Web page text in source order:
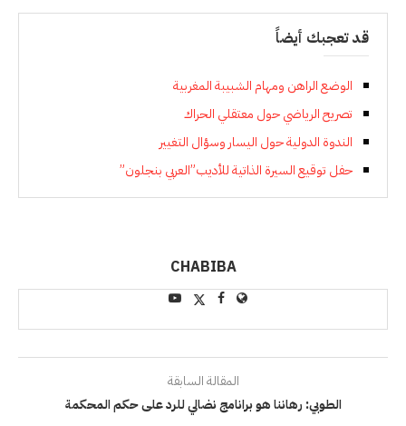
قد تعجبك أيضاً
الوضع الراهن ومهام الشبيبة المغربية
تصريح الرياضي حول معتقلي الحراك
الندوة الدولية حول اليسار وسؤال التغيير
حفل توقيع السيرة الذاتية للأديب”العربي بنجلون”
CHABIBA
المقالة السابقة
الطوبي: رهاننا هو برانامج نضالي للرد على حكم المحكمة